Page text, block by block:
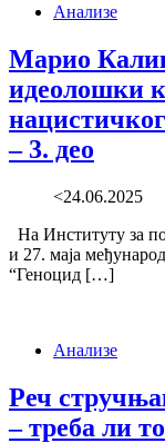
Анализе
Марио
идеолошки
– 3. део
<24.06.2025
На Институту за
и 27. маја
“Геноцид […]
Анализе
Реч
– треба ли